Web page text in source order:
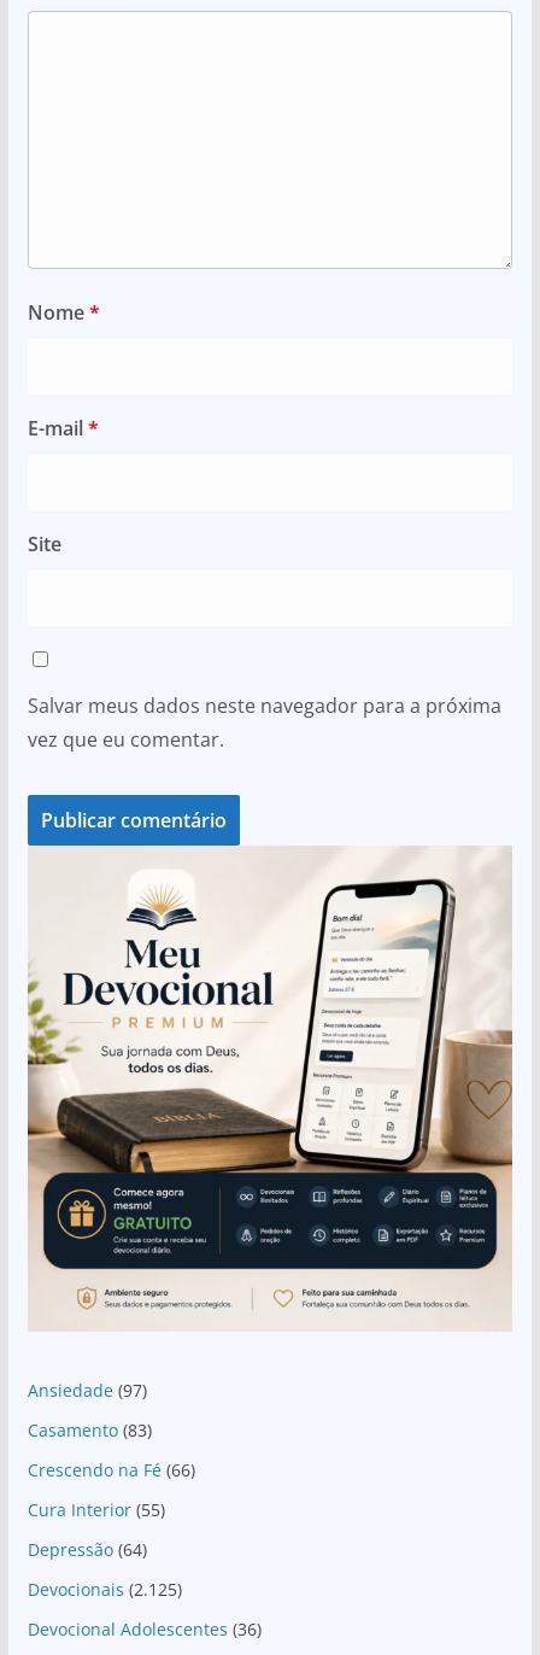
Nome*
E-mail*
Site
Salvar meus dados neste navegador para a próxima
vez que eu comentar.
Ansiedade(97)
Casamento(83)
Crescendo na Fé(66)
Cura Interior(55)
Depressão(64)
Devocionais (2.125)
Devocional Adolescentes (36)